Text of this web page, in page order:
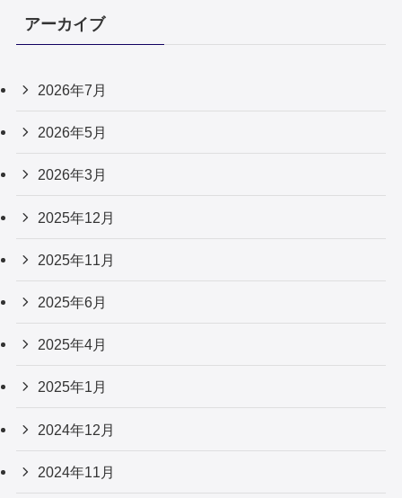
アーカイブ
2026年7月
2026年5月
2026年3月
2025年12月
2025年11月
2025年6月
2025年4月
2025年1月
2024年12月
2024年11月